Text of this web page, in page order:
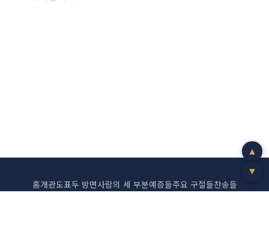
홈개관도표두 방면사람의 세 부분예증들주요 구절들찬송들
▲
▼